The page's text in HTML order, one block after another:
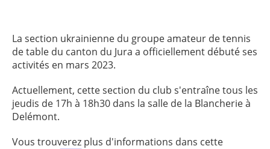
La section ukrainienne du groupe amateur de tennis
de table du canton du Jura a officiellement débuté ses
activités en mars 2023.
Actuellement, cette section du club s'entraîne tous les
jeudis de 17h à 18h30 dans la salle de la Blancherie à
Delémont.
Vous trouverez plus d'informations dans cette